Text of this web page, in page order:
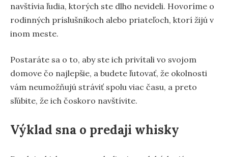
navštívia ľudia, ktorých ste dlho nevideli. Hovoríme o
rodinných príslušníkoch alebo priateľoch, ktorí žijú v
inom meste.
Postaráte sa o to, aby ste ich privítali vo svojom
domove čo najlepšie, a budete ľutovať, že okolnosti
vám neumožňujú stráviť spolu viac času, a preto
sľúbite, že ich čoskoro navštívite.
Výklad sna o predaji whisky